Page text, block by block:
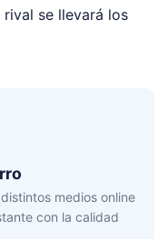
se llevará los
medios online
con la calidad